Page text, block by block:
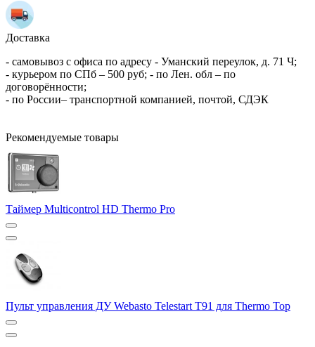
Доставка
- самовывоз с офиса по адресу - Уманский переулок, д. 71 Ч;
- курьером по СПб – 500 руб; - по Лен. обл – по
договорённости;
- по России– транспортной компанией, почтой, СДЭК
Рекомендуемые товары
Таймер Multicontrol HD Thermo Pro
Пульт управления ДУ Webasto Telestart T91 для Thermo Top